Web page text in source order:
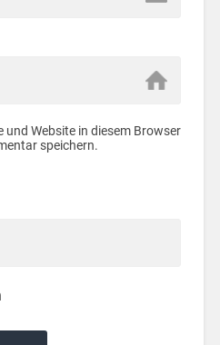
und Website in diesem Browser
speichern.